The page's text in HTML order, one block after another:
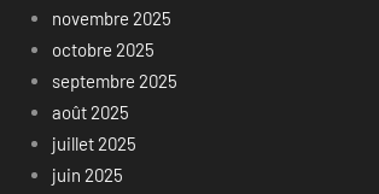
novembre 2025
octobre 2025
septembre 2025
août 2025
juillet 2025
juin 2025